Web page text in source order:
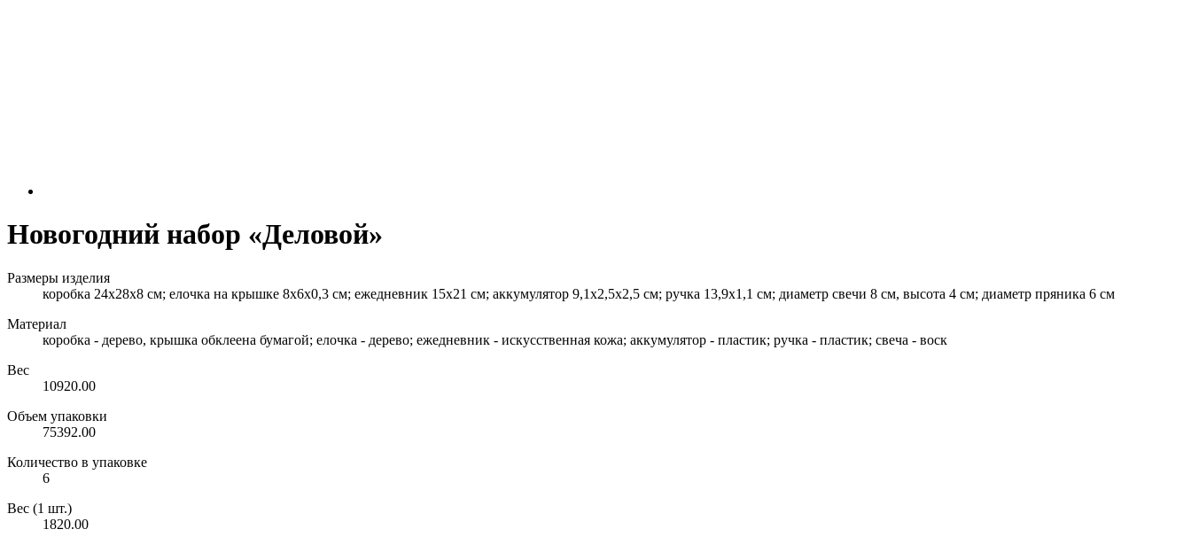
Новогодний набор «Деловой»
Размеры изделия
коробка 24х28х8 см; елочка на крышке 8х6х0,3 см; ежедневник 15х21 см; аккумулятор 9,1х2,5х2,5 см; ручка 13,9х1,1 см; диаметр свечи 8 см, высота 4 см; диаметр пряника 6 см
Материал
коробка - дерево, крышка обклеена бумагой; елочка - дерево; ежедневник - искусственная кожа; аккумулятор - пластик; ручка - пластик; свеча - воск
Вес
10920.00
Объем упаковки
75392.00
Количество в упаковке
6
Вес (1 шт.)
1820.00